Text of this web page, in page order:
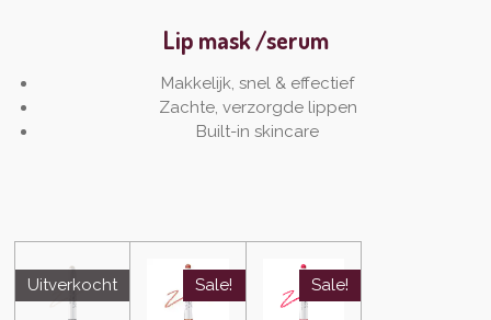
Lip mask /serum
Makkelijk, snel & effectief
Zachte, verzorgde lippen
Built-in skincare
Uitverkocht Sale! Sale!